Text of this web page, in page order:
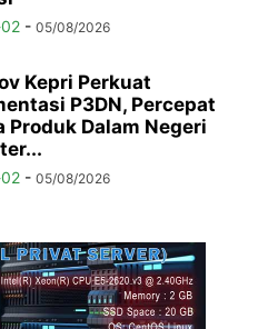
- 05/08/2026
Kepri Perkuat
P3DN, Percepat
Produk Dalam Negeri
- 05/08/2026